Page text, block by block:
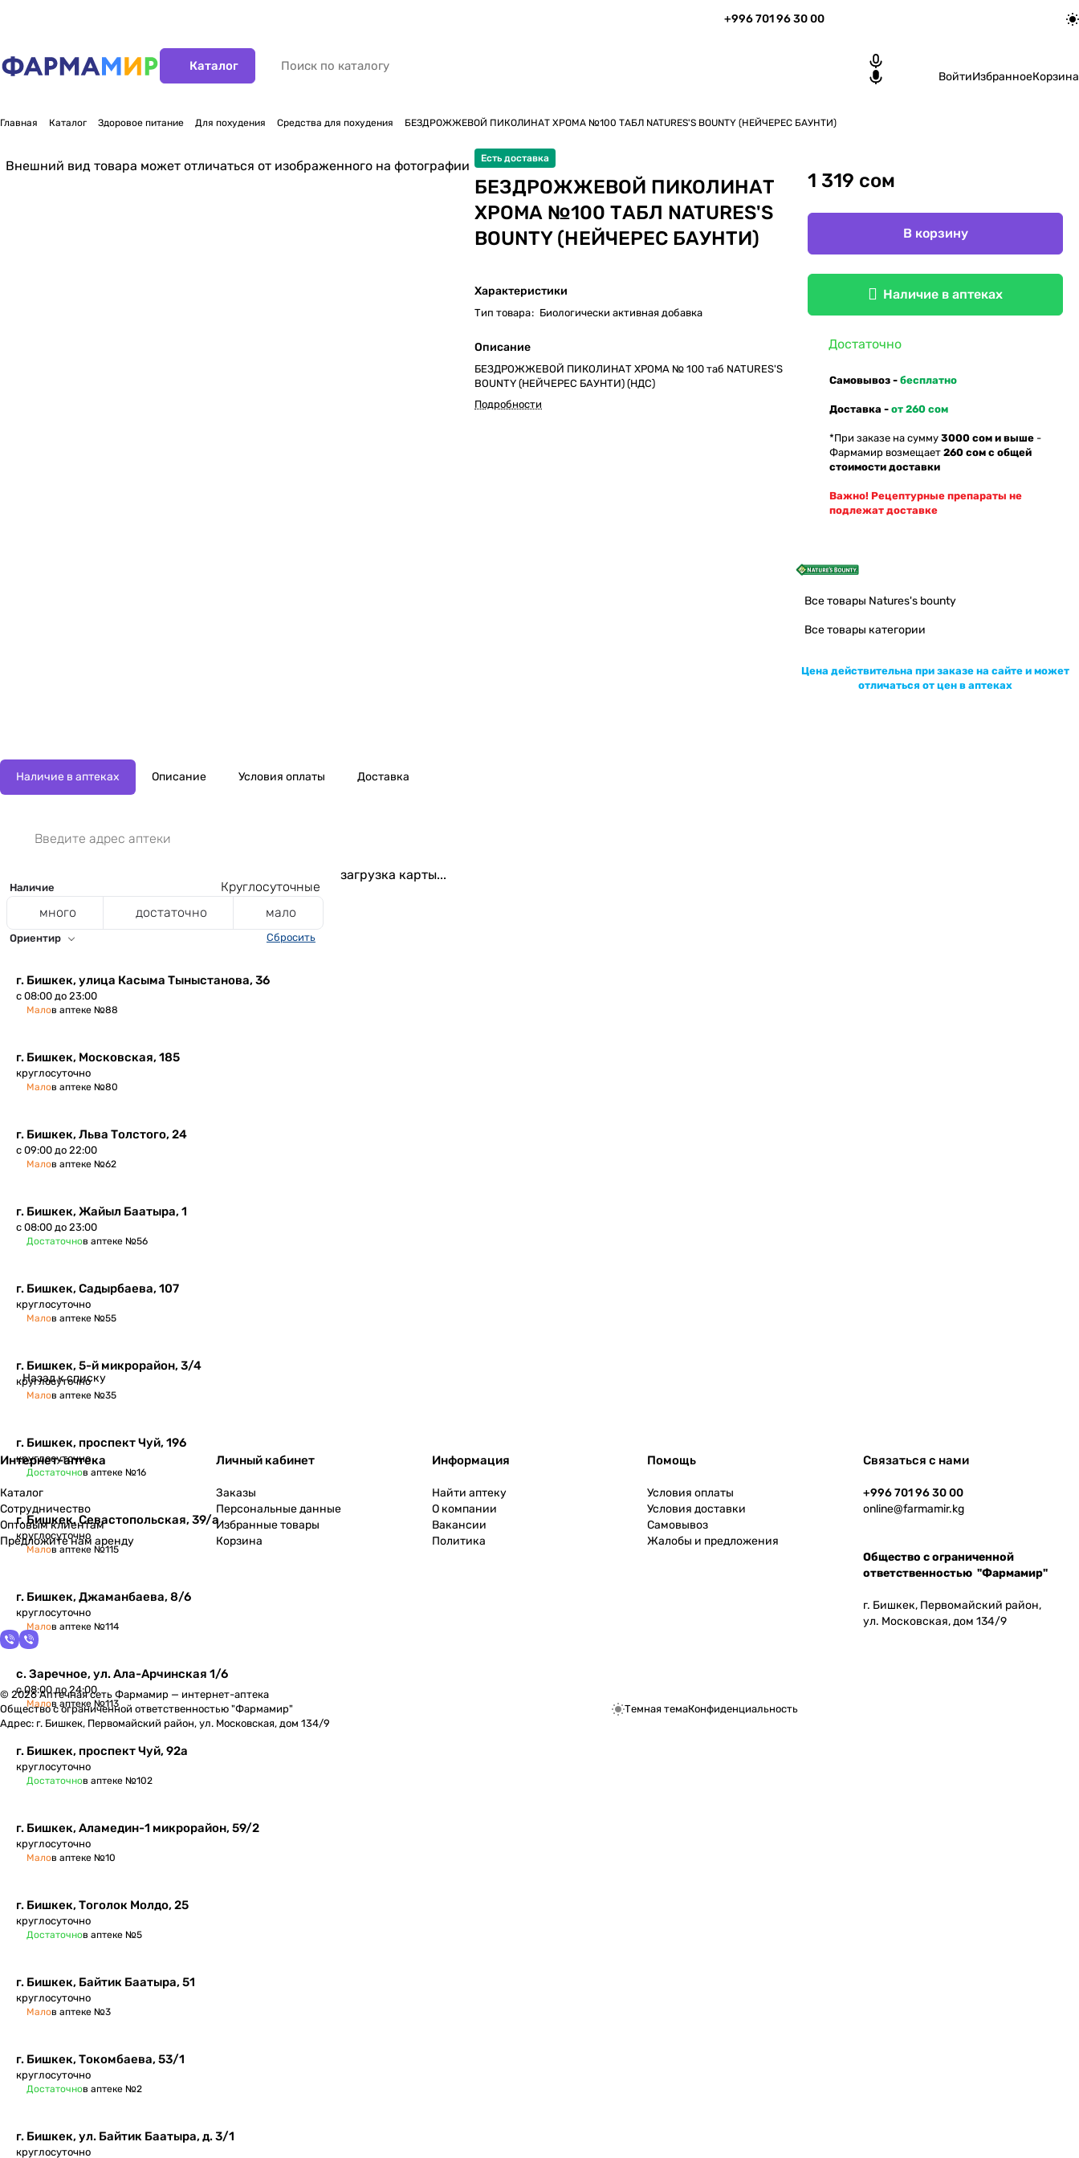
+996 701 96 30 00
Каталог
ВойтиИзбранноеКорзина
Главная Каталог Здоровое питание Для похудения Средства для похудения БЕЗДРОЖЖЕВОЙ ПИКОЛИНАТ ХРОМА №100 ТАБЛ NATURES'S BOUNTY (НЕЙЧЕРЕС БАУНТИ)
Внешний вид товара может отличаться от изображенного на фотографии Есть доставка
БЕЗДРОЖЖЕВОЙ ПИКОЛИНАТ
ХРОМА №100 ТАБЛ NATURES'S
BOUNTY (НЕЙЧЕРЕС БАУНТИ)
Характеристики
Тип товара: Биологически активная добавка
Описание
БЕЗДРОЖЖЕВОЙ ПИКОЛИНАТ ХРОМА № 100 таб NATURES'S
BOUNTY (НЕЙЧЕРЕС БАУНТИ) (НДС)
Подробности
1 319 сом
В корзину
Наличие в аптеках
Достаточно
Самовывоз - бесплатно
Доставка - от 260 сом
*При заказе на сумму 3000 сом и выше -
Фармамир возмещает 260 сом с общей
стоимости доставки
Важно! Рецептурные препараты не
подлежат доставке
Все товары Natures's bounty
Все товары категории
Цена действительна при заказе на сайте и может
отличаться от цен в аптеках
Наличие в аптеках Описание Условия оплаты Доставка
Наличие
Круглосуточные
много
достаточно мало
Ориентир Сбросить
г. Бишкек, улица Касыма Тыныстанова, 36
с 08:00 до 23:00
Малов аптеке №88
г. Бишкек, Московская, 185
круглосуточно
Малов аптеке №80
г. Бишкек, ​Льва Толстого, 24
с 09:00 до 22:00
Малов аптеке №62
г. Бишкек​, Жайыл Баатыра, 1
с 08:00 до 23:00
Достаточнов аптеке №56
г. Бишкек, ​Садырбаева, 107
круглосуточно
Малов аптеке №55
г. Бишкек, 5-й микрорайон, 3/4
круглосуточно
Малов аптеке №35
г. Бишкек, проспект Чуй, 196
круглосуточно
Достаточнов аптеке №16
г. Бишкек, Севастопольская, 39/а
круглосуточно
Малов аптеке №115
г. Бишкек, Джаманбаева, 8/6
круглосуточно
Малов аптеке №114
​с. Заречное, ул. Ала-Арчинская 1/6
с 08:00 до 24:00
Малов аптеке №113
г. Бишкек, проспект Чуй, 92а
круглосуточно
Достаточнов аптеке №102
г. Бишкек, Аламедин-1 микрорайон, 59/2
круглосуточно
Малов аптеке №10
г. Бишкек, Тоголок Молдо, 25
круглосуточно
Достаточнов аптеке №5
г. Бишкек, Байтик Баатыра, 51
круглосуточно
Малов аптеке №3
г. Бишкек, ​Токомбаева, 53/1
круглосуточно
Достаточнов аптеке №2
г. Бишкек, ул. Байтик Баатыра, д. 3/1
круглосуточно
загрузка карты...
Назад к списку
Интернет-аптека
Каталог
Сотрудничество
Оптовым клиентам
Предложите нам аренду
Личный кабинет
Заказы
Персональные данные
Избранные товары
Корзина
Информация
Найти аптеку
О компании
Вакансии
Политика
Помощь
Условия оплаты
Условия доставки
Самовывоз
Жалобы и предложения
Связаться с нами
+996 701 96 30 00
online@farmamir.kg
Общество с ограниченной
ответственностью "Фармамир"
г. Бишкек, Первомайский район,
ул. Московская, дом 134/9
© 2026 Аптечная сеть Фармамир — интернет-аптека
Общество с ограниченной ответственностью "Фармамир"
Адрес: г. Бишкек, Первомайский район, ул. Московская, дом 134/9
Темная темаКонфиденциальность